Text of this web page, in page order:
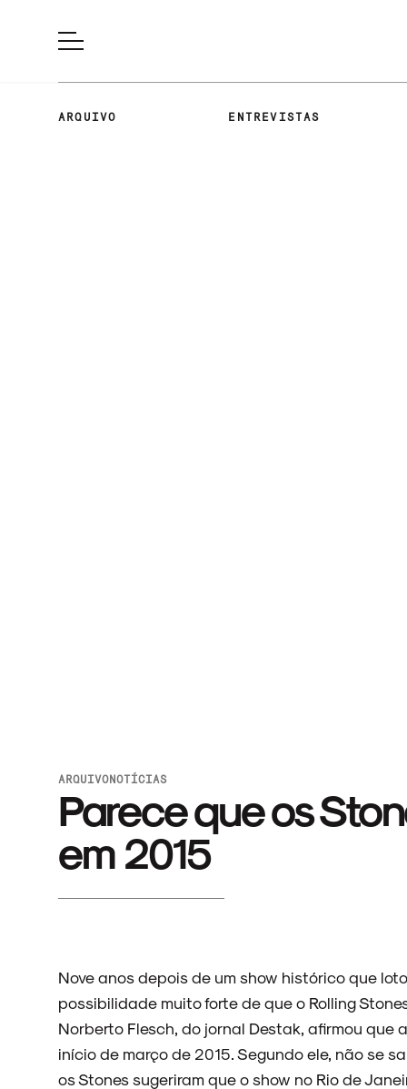
ARQUIVO ENTREVISTAS
ARQUIVONOTÍCIAS
Parece que os
em 2015
Nove anos depois de um show histórico que
possibilidade muito forte de que o Rolling
Norberto Flesch, do jornal Destak, afirmou que
início de março de 2015. Segundo ele, não se
os Stones sugeriram que o show no Rio de